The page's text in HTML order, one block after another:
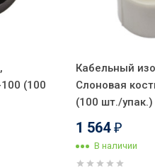
(100
Кабельный
Слоновая
(100 шт./упак.)
1 564 ₽
В наличии